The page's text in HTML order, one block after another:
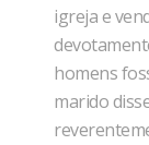
igreja e
homens
marido